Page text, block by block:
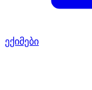
ექიმები